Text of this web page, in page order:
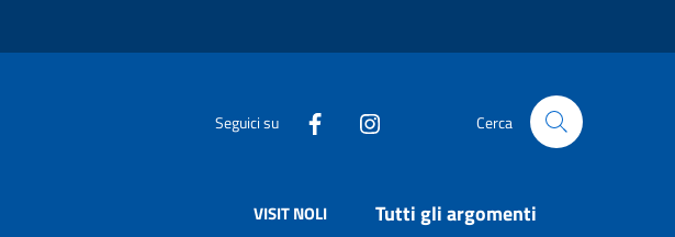
Seguici su Cerca
VISIT NOLI Tutti gli argomenti